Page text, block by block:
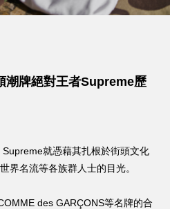
牌絕對王者Supreme歷
就憑藉其扎根於街頭文化
界名流等各族群人士的目光。
des GARÇONS等名牌的合